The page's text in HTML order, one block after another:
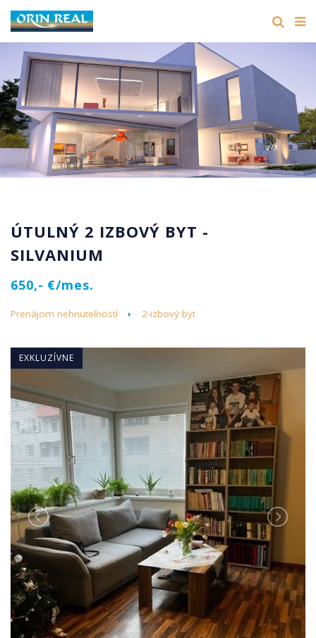
ÚTULNÝ 2 IZBOVÝ BYT -
SILVANIUM
650,- €/mes.
Prenájom nehnuteľností 2-izbový byt
EXKLUZÍVNE